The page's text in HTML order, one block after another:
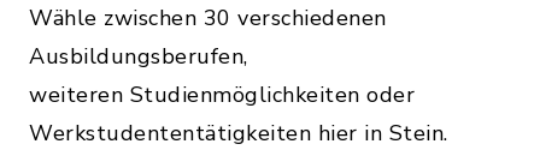
Wähle zwischen 30 verschiedenen
Ausbildungsberufen,
weiteren Studienmöglichkeiten oder
Werkstudententätigkeiten hier in Stein.